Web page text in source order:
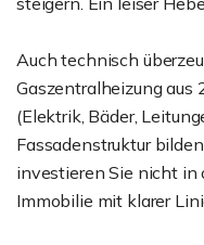
Auch technisch
Gaszentralheizung aus
(Elektrik, Bäder,
Fassadenstruktur
investieren Sie nicht in
Immobilie mit klarer